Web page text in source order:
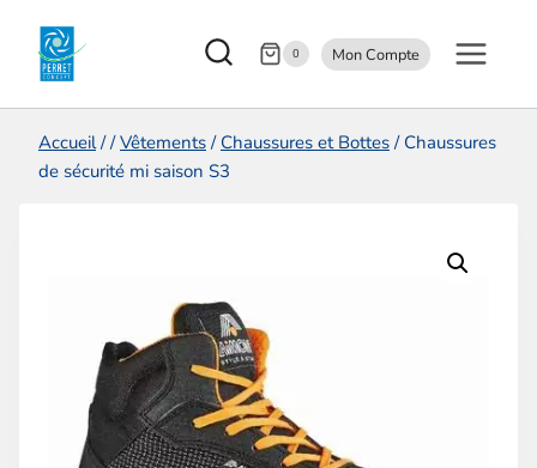
0 Mon Compte
Accueil / / Vêtements / Chaussures et Bottes / Chaussures
de sécurité mi saison S3